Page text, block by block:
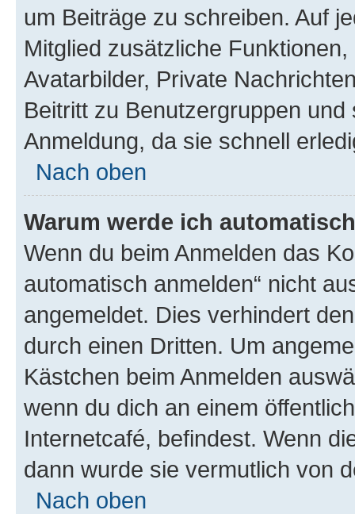
um Beiträge zu schreiben. Auf
Mitglied zusätzliche
Avatarbilder, Private
Beitritt zu Benutzergruppen
Anmeldung, da sie schnell
Nach oben
Warum werde ich
Wenn du beim Anmelden das
automatisch anmelden“ nicht
angemeldet. Dies verhindert
durch einen Dritten. Um
Kästchen beim Anmelden
wenn du dich an einem
Internetcafé, befindest. Wenn
dann wurde sie vermutlich von
Nach oben